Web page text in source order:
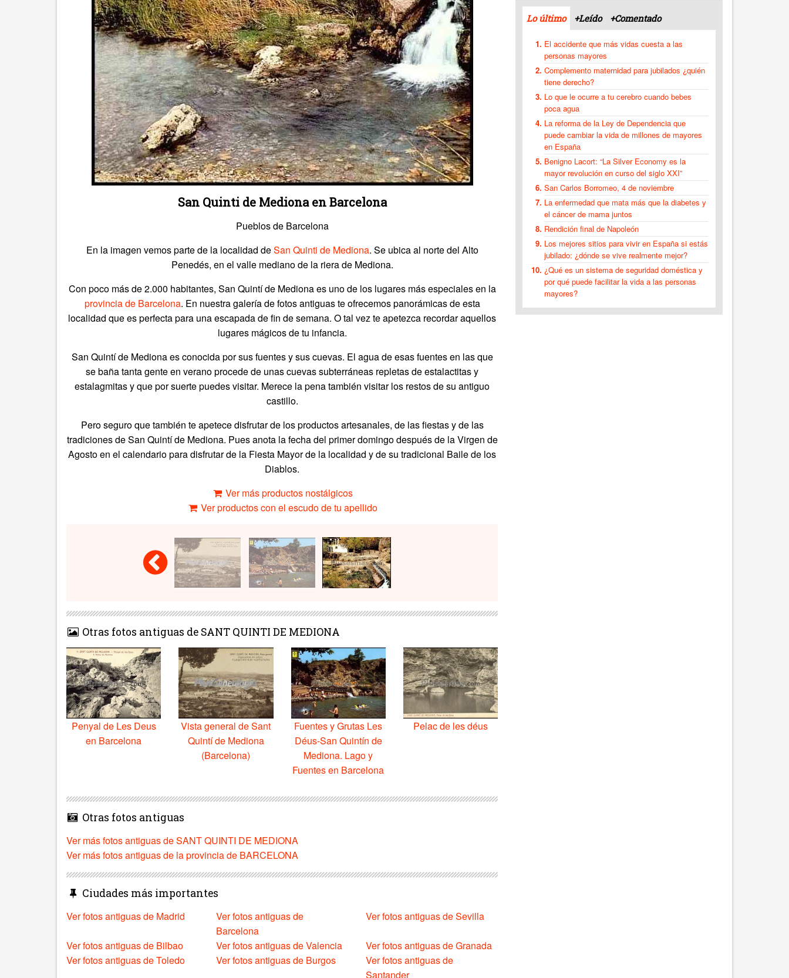
San Quinti de Mediona en Barcelona
Pueblos de Barcelona
En la imagen vemos parte de la localidad deSan Quinti de Mediona. Se ubica al norte del Alto
Penedés, en el valle mediano de la riera de Mediona.
Con poco más de 2.000 habitantes, San Quintí de Mediona es uno de los lugares más especiales en la
provincia de Barcelona. En nuestra galería de fotos antiguas te ofrecemos panorámicas de esta
localidad que es perfecta para una escapada de fin de semana. O tal vez te apetezca recordar aquellos
lugares mágicos de tu infancia.
San Quintí de Mediona es conocida por sus fuentes y sus cuevas. El agua de esas fuentes en las que
se baña tanta gente en verano procede de unas cuevas subterráneas repletas de estalactitas y
estalagmitas y que por suerte puedes visitar. Merece la pena también visitar los restos de su antiguo
castillo.
Pero seguro que también te apetece disfrutar de los productos artesanales, de las fiestas y de las
tradiciones de San Quintí de Mediona. Pues anota la fecha del primer domingo después de la Virgen de
Agosto en el calendario para disfrutar de la Fiesta Mayor de la localidad y de su tradicional Baile de los
Diablos.
Ver más productos nostálgicos
Ver productos con el escudo de tu apellido
Otras fotos antiguas de SANT QUINTI DE MEDIONA
Penyal de Les Deus
en Barcelona
Vista general de Sant
Quintí de Mediona
(Barcelona)
Fuentes y Grutas Les
Déus-San Quintín de
Mediona. Lago y
Fuentes en Barcelona
Pelac de les déus
Otras fotos antiguas
Ver más fotos antiguas de SANT QUINTI DE MEDIONA
Ver más fotos antiguas de la provincia de BARCELONA
Ciudades más importantes
Ver fotos antiguas de Madrid
Ver fotos antiguas de
Barcelona
Ver fotos antiguas de Sevilla
Ver fotos antiguas de Bilbao Ver fotos antiguas de Valencia
Ver fotos antiguas de Granada
Ver fotos antiguas de Toledo
Ver fotos antiguas de Burgos
Ver fotos antiguas de
Santander
Lo último +Leído +Comentado
El accidente que más vidas cuesta a las
personas mayores
Complemento maternidad para jubilados ¿quién
tiene derecho?
Lo que le ocurre a tu cerebro cuando bebes
poca agua
La reforma de la Ley de Dependencia que
puede cambiar la vida de millones de mayores
en España
Benigno Lacort: “La Silver Economy es la
mayor revolución en curso del siglo XXI”
San Carlos Borromeo, 4 de noviembre
La enfermedad que mata más que la diabetes y
el cáncer de mama juntos
Rendición final de Napoleón
Los mejores sitios para vivir en España si estás
jubilado: ¿dónde se vive realmente mejor?
¿Qué es un sistema de seguridad doméstica y
por qué puede facilitar la vida a las personas
mayores?